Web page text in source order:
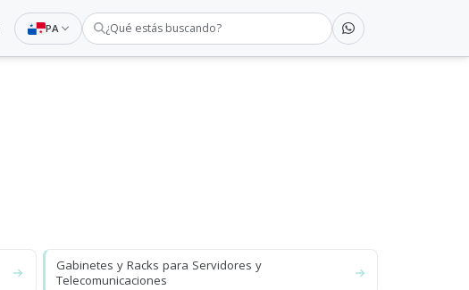
PA ¿Qué estás buscando?
Gabinetes y Racks para Servidores y
Telecomunicaciones